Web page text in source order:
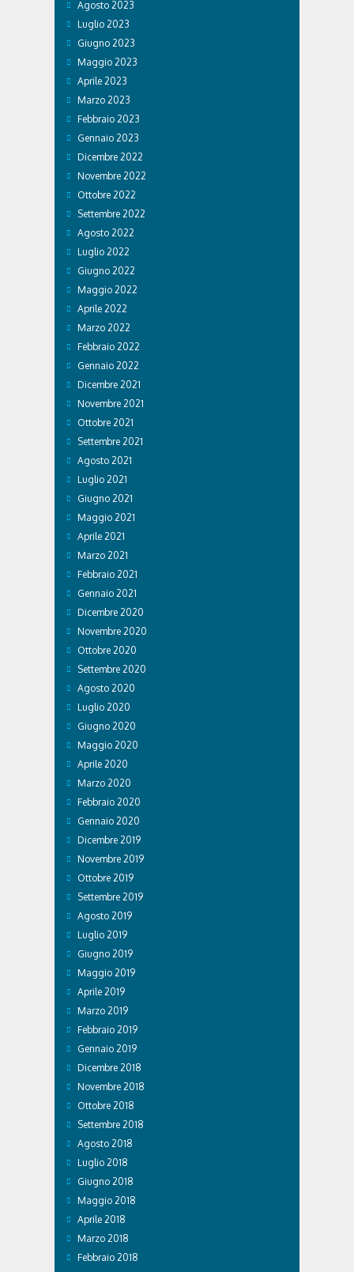
Agosto 2023
Luglio 2023
Giugno 2023
Maggio 2023
Aprile 2023
Marzo 2023
Febbraio 2023
Gennaio 2023
Dicembre 2022
Novembre 2022
Ottobre 2022
Settembre 2022
Agosto 2022
Luglio 2022
Giugno 2022
Maggio 2022
Aprile 2022
Marzo 2022
Febbraio 2022
Gennaio 2022
Dicembre 2021
Novembre 2021
Ottobre 2021
Settembre 2021
Agosto 2021
Luglio 2021
Giugno 2021
Maggio 2021
Aprile 2021
Marzo 2021
Febbraio 2021
Gennaio 2021
Dicembre 2020
Novembre 2020
Ottobre 2020
Settembre 2020
Agosto 2020
Luglio 2020
Giugno 2020
Maggio 2020
Aprile 2020
Marzo 2020
Febbraio 2020
Gennaio 2020
Dicembre 2019
Novembre 2019
Ottobre 2019
Settembre 2019
Agosto 2019
Luglio 2019
Giugno 2019
Maggio 2019
Aprile 2019
Marzo 2019
Febbraio 2019
Gennaio 2019
Dicembre 2018
Novembre 2018
Ottobre 2018
Settembre 2018
Agosto 2018
Luglio 2018
Giugno 2018
Maggio 2018
Aprile 2018
Marzo 2018
Febbraio 2018